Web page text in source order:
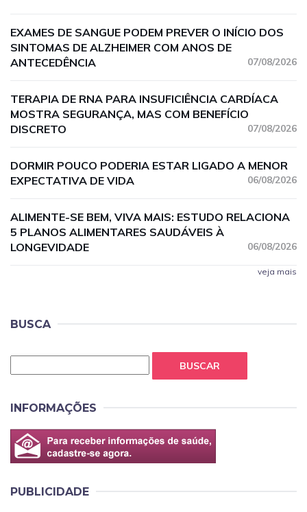
EXAMES DE SANGUE PODEM PREVER O INÍCIO DOS
SINTOMAS DE ALZHEIMER COM ANOS DE
ANTECEDÊNCIA
07/08/2026
TERAPIA DE RNA PARA INSUFICIÊNCIA CARDÍACA
MOSTRA SEGURANÇA, MAS COM BENEFÍCIO
DISCRETO
07/08/2026
DORMIR POUCO PODERIA ESTAR LIGADO A MENOR
EXPECTATIVA DE VIDA
06/08/2026
ALIMENTE-SE BEM, VIVA MAIS: ESTUDO RELACIONA
5 PLANOS ALIMENTARES SAUDÁVEIS À
LONGEVIDADE
06/08/2026
veja mais
BUSCA
BUSCAR
INFORMAÇÕES
PUBLICIDADE